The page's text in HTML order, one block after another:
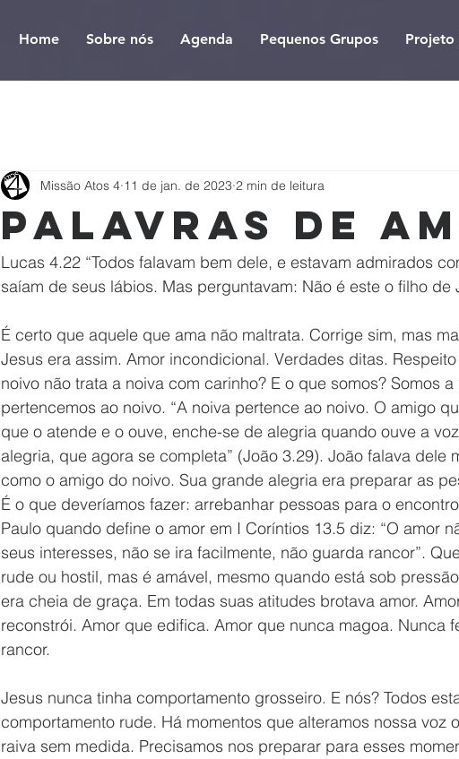
Home Sobre nós Agenda Pequenos Grupos Projeto
Palavras de
Missão Atos 4 11 de jan. de 2023 2 min de leitura
Lucas 4.22 “Todos falavam bem dele, e estavam admirados
saíam de seus lábios. Mas perguntavam: Não é este o filho de
É certo que aquele que ama não maltrata. Corrige sim, mas
Jesus era assim. Amor incondicional. Verdades ditas.
noivo não trata a noiva com carinho? E o que somos? Somos
pertencemos ao noivo. “A noiva pertence ao noivo. O amigo
que o atende e o ouve, enche-se de alegria quando ouve a
alegria, que agora se completa” (João 3.29). João falava dele
como o amigo do noivo. Sua grande alegria era preparar as
É o que deveríamos fazer: arrebanhar pessoas para o
Paulo quando define o amor em I Coríntios 13.5 diz: “O amor
seus interesses, não se ira facilmente, não guarda rancor”.
rude ou hostil, mas é amável, mesmo quando está sob
era cheia de graça. Em todas suas atitudes brotava amor.
reconstrói. Amor que edifica. Amor que nunca magoa. Nunca
rancor.
Jesus nunca tinha comportamento grosseiro. E nós? Todos
comportamento rude. Há momentos que alteramos nossa voz
raiva sem medida. Precisamos nos preparar para esses